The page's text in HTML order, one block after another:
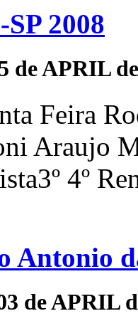
2008
de APRIL
Feira
Araujo
4º
Antonio
de APRIL